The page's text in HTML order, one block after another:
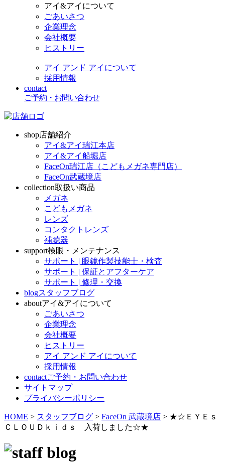
アイ&アイについて
ごあいさつ
企業理念
会社概要
ヒストリー
アイ アンド アイについて
採用情報
contact
ご予約・お問い合わせ
shop店舗紹介
アイ&アイ瑞江本店
アイ&アイ船堀店
FaceOn瑞江店（こどもメガネ専門店）
FaceOn武蔵境店
collection取扱い商品
メガネ
こどもメガネ
レンズ
コンタクトレンズ
補聴器
support検眼・メンテナンス
サポート | 眼鏡作製技能士・検査
サポート | 保証とアフターケア
サポート | 修理・交換
blogスタッフブログ
aboutアイ&アイについて
ごあいさつ
企業理念
会社概要
ヒストリー
アイ アンド アイについて
採用情報
contactご予約・お問い合わせ
サイトマップ
プライバシーポリシー
HOME > スタッフブログ > FaceOn 武蔵境店 > ★☆ＥＹＥｓ
ＣＬＯＵＤｋｉｄｓ 入荷しました☆★